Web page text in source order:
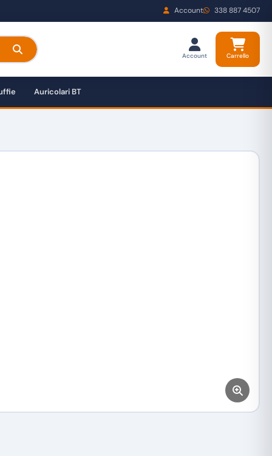
Account 338 887 4507
Account Carrello
Auricolari BT